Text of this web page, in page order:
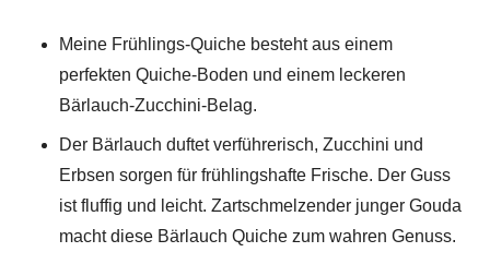
Meine Frühlings-Quiche besteht aus einem
perfekten Quiche-Boden und einem leckeren
Bärlauch-Zucchini-Belag.
Der Bärlauch duftet verführerisch, Zucchini und
Erbsen sorgen für frühlingshafte Frische. Der Guss
ist fluffig und leicht. Zartschmelzender junger Gouda
macht diese Bärlauch Quiche zum wahren Genuss.